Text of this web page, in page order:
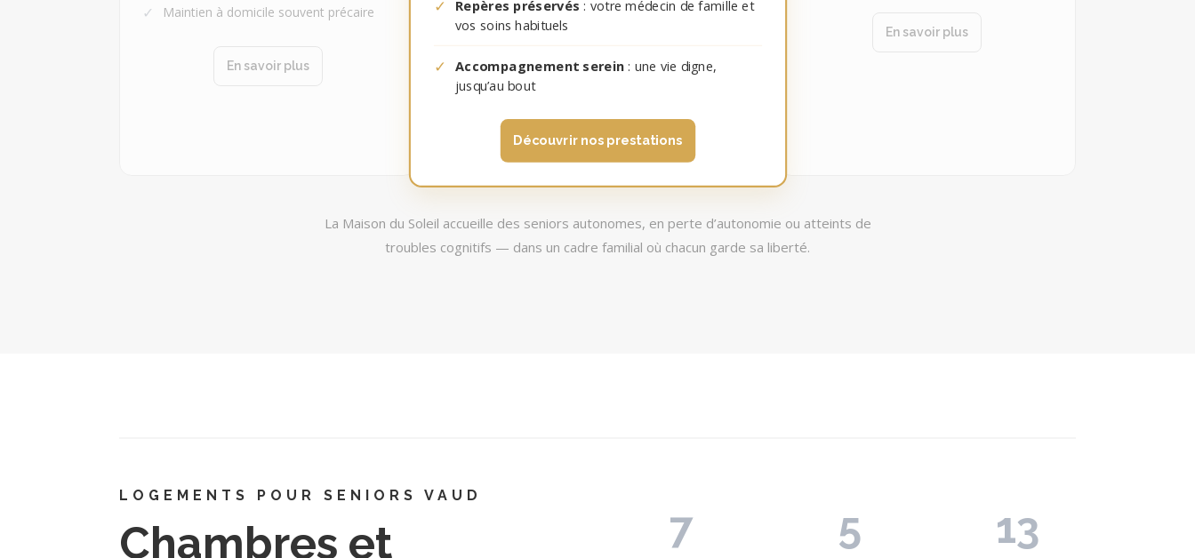
✓ Maintien à domicile souvent précaire
En savoir plus
✓ Repères préservés : votre médecin de famille et
vos soins habituels
✓ Accompagnement serein: une vie digne,
jusqu’au bout
Découvrir nos prestations
En savoir plus
La Maison du Soleil accueille des seniors autonomes, en perte d’autonomie ou atteints de
troubles cognitifs — dans un cadre familial où chacun garde sa liberté.
LOGEMENTS POUR SENIORS VAUD
Chambres et 7 5 13